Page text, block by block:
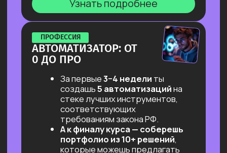
Работаем с куратором
практики
Подбираем подходящие первые
реальные заказы, усиливаем
отклики, тренируем навык
переговоров с заказчиком.
А еще — просто поддерживаем
и не даем слиться!)
Результат: первый заказ!
«Безопасная сделка»
Фиксируем объём работ и оплату,
решаем юридическую часть.